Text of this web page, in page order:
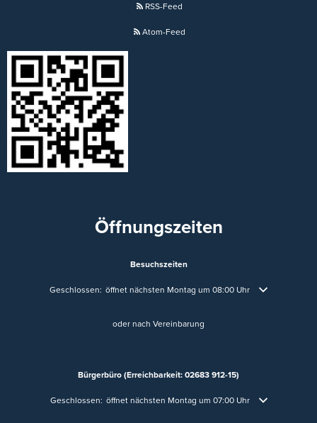
RSS-Feed
Atom-Feed
Öffnungszeiten
Besuchszeiten
Klicken, um weitere Öffnungs- oder Schließzeiten auszublenden
Geschlossen: öffnet nächsten Montag um 08:00 Uhr
oder nach Vereinbarung
Bürgerbüro (Erreichbarkeit: 02683 912-15)
Klicken, um weitere Öffnungs- oder Schließzeiten auszublenden
Geschlossen: öffnet nächsten Montag um 07:00 Uhr